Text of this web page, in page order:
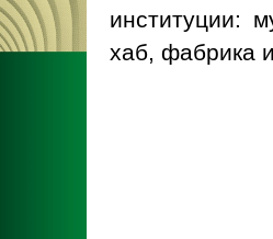
институции:
хаб, фабрика